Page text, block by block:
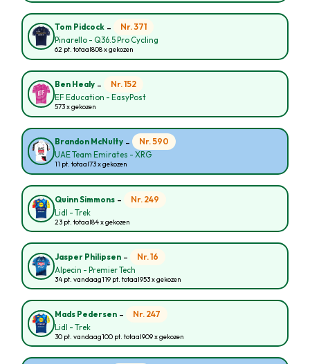
Tom Pidcock - Nr. 371
Pinarello - Q36.5 Pro Cycling
62 pt. totaal808 x gekozen
Ben Healy - Nr. 152
EF Education - EasyPost
573 x gekozen
Brandon McNulty - Nr. 590
UAE Team Emirates - XRG
11 pt. totaal73 x gekozen
Quinn Simmons - Nr. 249
Lidl - Trek
23 pt. totaal84 x gekozen
Jasper Philipsen - Nr. 16
Alpecin - Premier Tech
34 pt. vandaag119 pt. totaal953 x gekozen
Mads Pedersen - Nr. 247
Lidl - Trek
30 pt. vandaag100 pt. totaal909 x gekozen